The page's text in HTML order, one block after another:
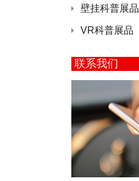
壁挂科普展品
VR科普展品
联系我们